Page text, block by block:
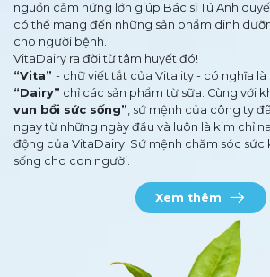
nguồn cảm hứng lớn giúp Bác sĩ Tú Anh
có thể mang đến những sản phẩm dinh
cho người bệnh.
VitaDairy ra đời từ tâm huyết đó!
“Vita” - chữ viết tắt của Vitality - có nghĩa là
“Dairy” chỉ các sản phẩm từ sữa. Cùng với
vun bồi sức sống”, sứ mệnh của công ty
ngay từ những ngày đầu và luôn là kim chỉ
động của VitaDairy: Sứ mệnh chăm sóc sức
sống cho con người.
Xem thêm